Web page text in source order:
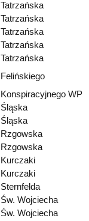
Tatrzańska
Tatrzańska
Tatrzańska
Tatrzańska
Tatrzańska
Felińskiego
Konspiracyjnego WP
Śląska
Śląska
Rzgowska
Rzgowska
Kurczaki
Kurczaki
Sternfelda
Św. Wojciecha
Św. Wojciecha